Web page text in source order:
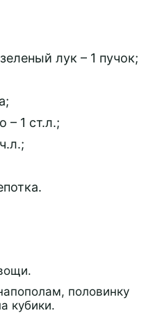
лук – 1 пучок;
– 1 ст.л.;
половинку
кубики.